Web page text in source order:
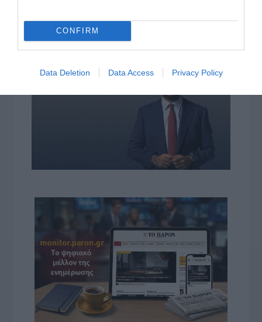
CONFIRM
Data Deletion Data Access Privacy Policy
τελευταίες μέρες την αποκάλυψη της κο­μπίνας
με τα…